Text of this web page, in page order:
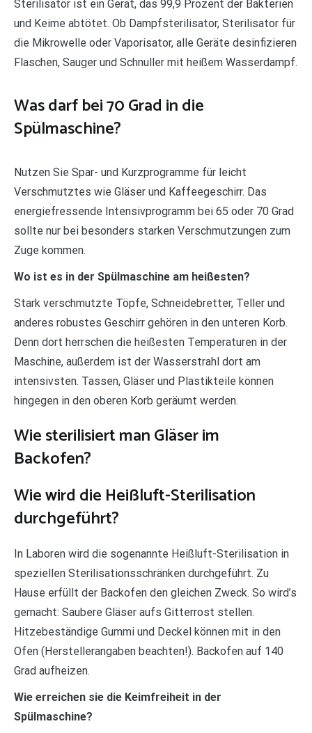
Sterilisator ist ein Gerät, das 99,9 Prozent der Bakterien
und Keime abtötet. Ob Dampfsterilisator, Sterilisator für
die Mikrowelle oder Vaporisator, alle Geräte desinfizieren
Flaschen, Sauger und Schnuller mit heißem Wasserdampf.
Was darf bei 70 Grad in die
Spülmaschine?
Nutzen Sie Spar- und Kurzprogramme für leicht
Verschmutztes wie Gläser und Kaffeegeschirr. Das
energiefressende Intensivprogramm bei 65 oder 70 Grad
sollte nur bei besonders starken Verschmutzungen zum
Zuge kommen.
Wo ist es in der Spülmaschine am heißesten?
Stark verschmutzte Töpfe, Schneidebretter, Teller und
anderes robustes Geschirr gehören in den unteren Korb.
Denn dort herrschen die heißesten Temperaturen in der
Maschine, außerdem ist der Wasserstrahl dort am
intensivsten. Tassen, Gläser und Plastikteile können
hingegen in den oberen Korb geräumt werden.
Wie sterilisiert man Gläser im
Backofen?
Wie wird die Heißluft-Sterilisation
durchgeführt?
In Laboren wird die sogenannte Heißluft-Sterilisation in
speziellen Sterilisationsschränken durchgeführt. Zu
Hause erfüllt der Backofen den gleichen Zweck. So wird’s
gemacht: Saubere Gläser aufs Gitterrost stellen.
Hitzebeständige Gummi und Deckel können mit in den
Ofen (Herstellerangaben beachten!). Backofen auf 140
Grad aufheizen.
Wie erreichen sie die Keimfreiheit in der
Spülmaschine?